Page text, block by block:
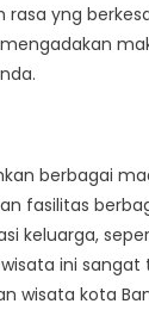
yng
berbagai
fasilitas
keluarga,
ini sangat
wisata kota